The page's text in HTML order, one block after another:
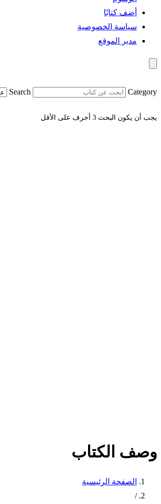
أضف كتابًا
سياسة الخصوصية
مدير الموقع
Search Category
يجب أن يكون البحث 3 أحرف على الأقل
وصف الكتاب
الصفحة الرئيسية
/